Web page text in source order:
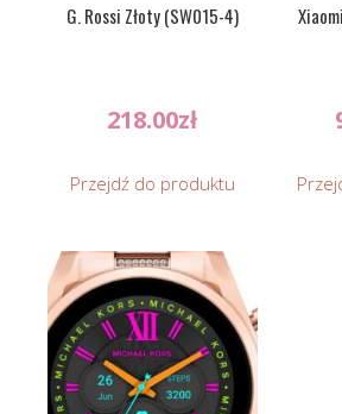
G. Rossi Złoty (SW015-4)
218.00zł
Przejdź do produktu